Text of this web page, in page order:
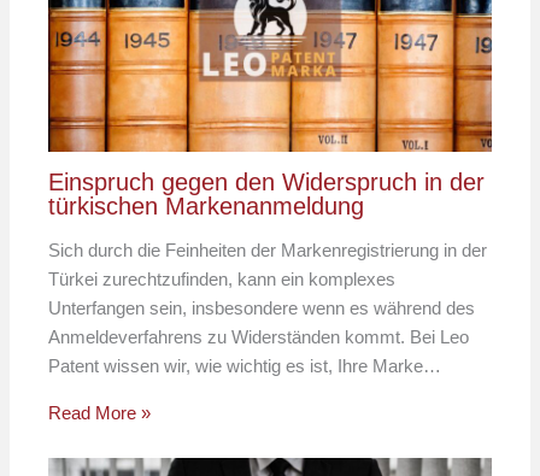
Einspruch gegen den Widerspruch in der
türkischen Markenanmeldung
Sich durch die Feinheiten der Markenregistrierung in der
Türkei zurechtzufinden, kann ein komplexes
Unterfangen sein, insbesondere wenn es während des
Anmeldeverfahrens zu Widerständen kommt. Bei Leo
Patent wissen wir, wie wichtig es ist, Ihre Marke…
Read More »